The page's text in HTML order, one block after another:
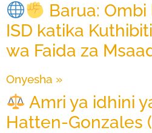
Barua:
ISD katika
wa Faida za
Onyesha »
Amri ya idhini
Hatten-Gonzales